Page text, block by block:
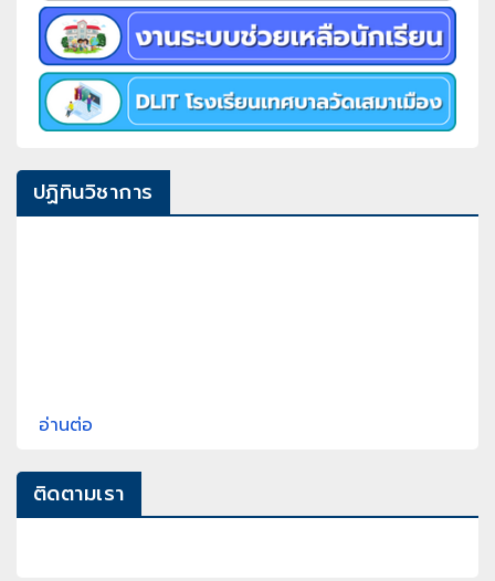
ปฏิทินวิชาการ
อ่านต่อ
ติดตามเรา